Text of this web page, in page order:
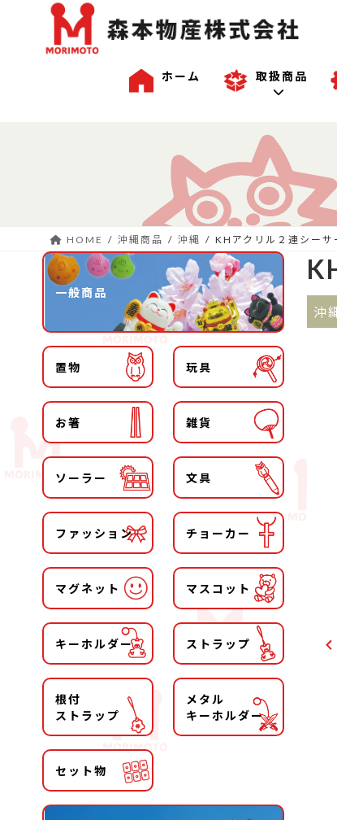
ホーム 取扱商品
一般商品
沖縄商品
OEM商品例
HOME 沖縄商品 沖縄 KHアクリル２連シーサ
沖
一般商品
置物 玩具
お箸 雑貨
ソーラー 文具
ファッション チョーカー
マグネット マスコット
キーホルダー ストラップ
根付
ストラップ
メタル
キーホルダー
セット物